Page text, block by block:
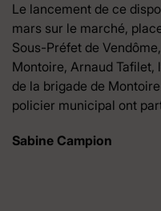
Le lancement de ce
mars sur le marché,
Sous-Préfet de
Montoire, Arnaud
de la brigade de
policier municipal ont
Sabine Campion